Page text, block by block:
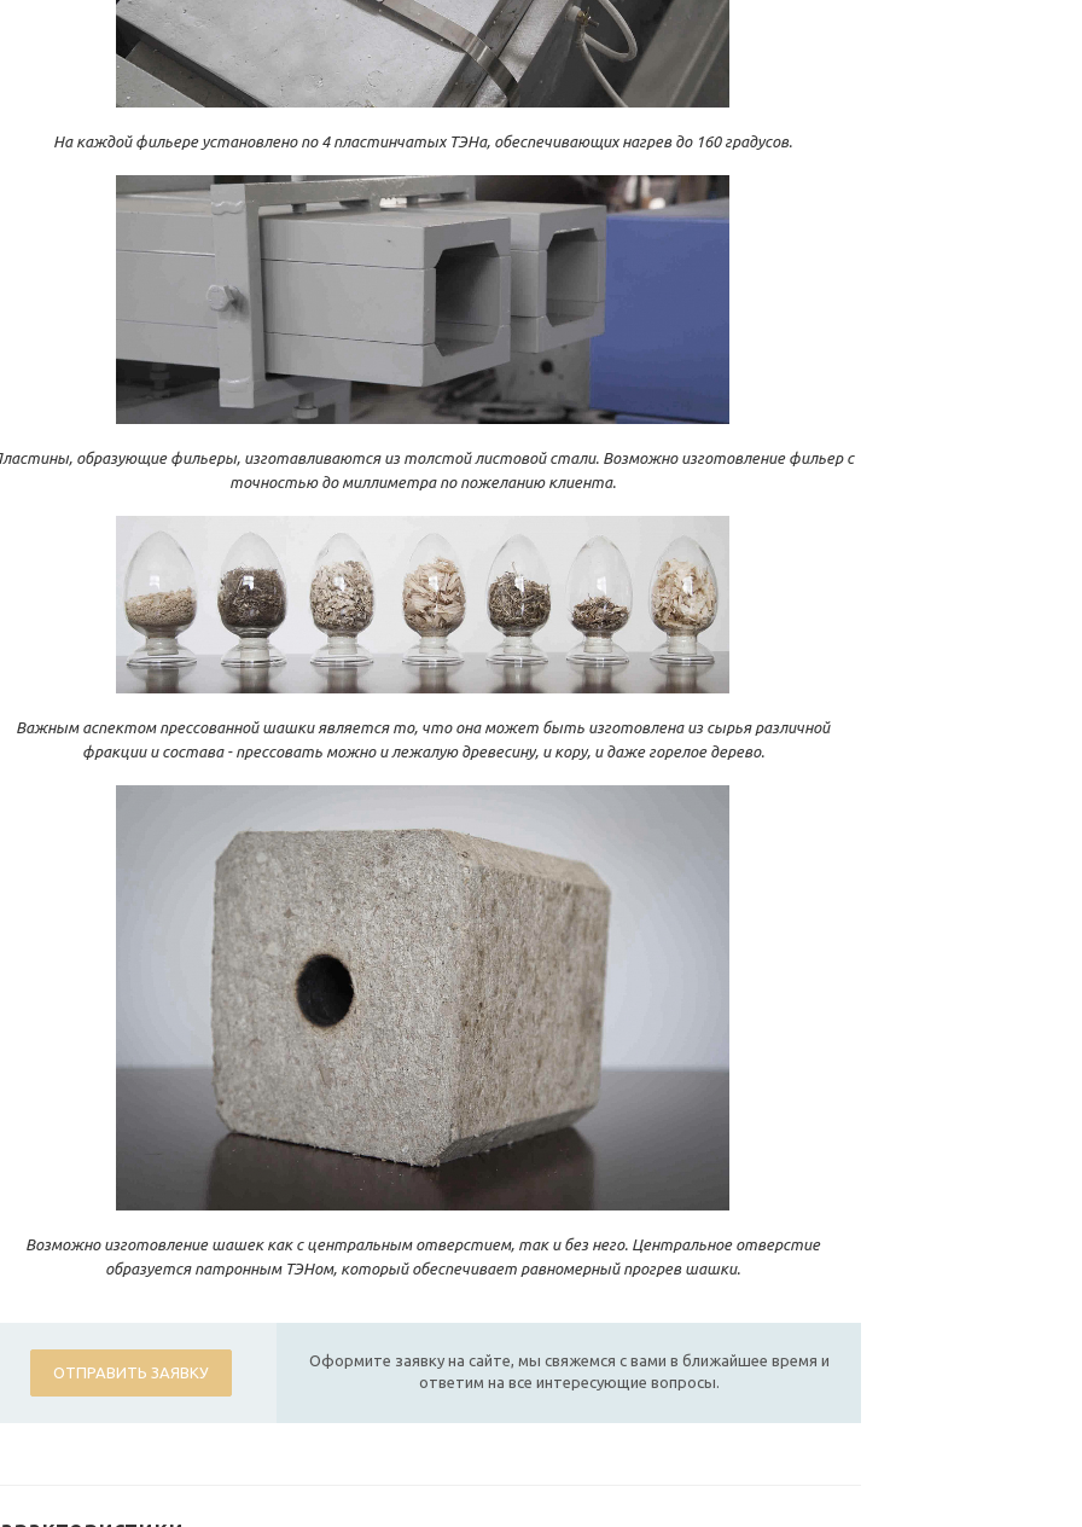
На каждой фильере установлено по 4 пластинчатых ТЭНа, обеспечивающих нагрев до 160 градусов.
образующие фильеры, изготавливаются из толстой листовой стали. Возможно изготовление фильер с
точностью до миллиметра по пожеланию клиента.
Важным аспектом прессованной шашки является то, что она может быть изготовлена из сырья различной
фракции и состава - прессовать можно и лежалую древесину, и кору, и даже горелое дерево.
Возможно изготовление шашек как с центральным отверстием, так и без него. Центральное отверстие
образуется патронным ТЭНом, который обеспечивает равномерный прогрев шашки.
ОТПРАВИТЬ ЗАЯВКУ
Оформите заявку на сайте, мы свяжемся с вами в ближайшее время и
ответим на все интересующие вопросы.